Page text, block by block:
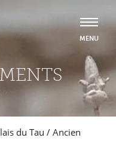
du Tau / Ancien